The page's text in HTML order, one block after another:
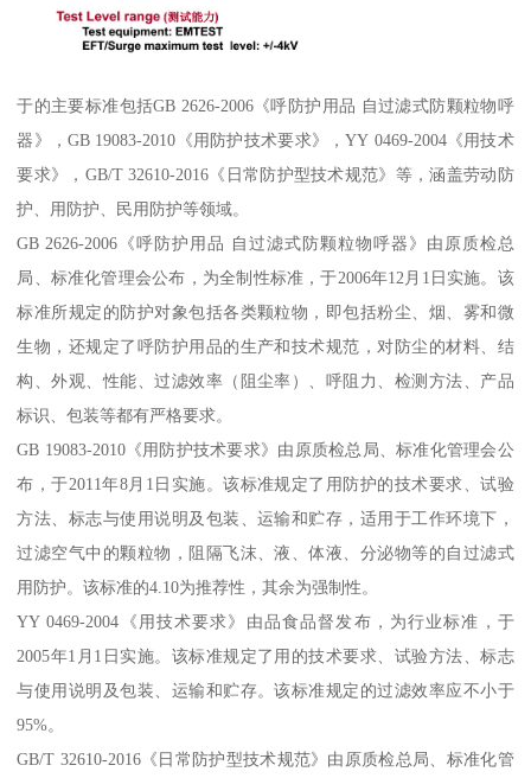
于的主要标准包括GB 2626-2006《呼防护用品 自过滤式防颗粒物呼
器》，GB 19083-2010《用防护技术要求》，YY 0469-2004《用技术
要求》，GB/T 32610-2016《日常防护型技术规范》等，涵盖劳动防
护、用防护、民用防护等领域。
GB 2626-2006《呼防护用品 自过滤式防颗粒物呼器》由原质检总
局、标准化管理会公布，为全制性标准，于2006年12月1日实施。该
标准所规定的防护对象包括各类颗粒物，即包括粉尘、烟、雾和微
生物，还规定了呼防护用品的生产和技术规范，对防尘的材料、结
构、外观、性能、过滤效率（阻尘率）、呼阻力、检测方法、产品
标识、包装等都有严格要求。
GB 19083-2010《用防护技术要求》由原质检总局、标准化管理会公
布，于2011年8月1日实施。该标准规定了用防护的技术要求、试验
方法、标志与使用说明及包装、运输和贮存，适用于工作环境下，
过滤空气中的颗粒物，阻隔飞沫、液、体液、分泌物等的自过滤式
用防护。该标准的4.10为推荐性，其余为强制性。
YY 0469-2004《用技术要求》由品食品督发布，为行业标准，于
2005年1月1日实施。该标准规定了用的技术要求、试验方法、标志
与使用说明及包装、运输和贮存。该标准规定的过滤效率应不小于
95%。
GB/T 32610-2016《日常防护型技术规范》由原质检总局、标准化管